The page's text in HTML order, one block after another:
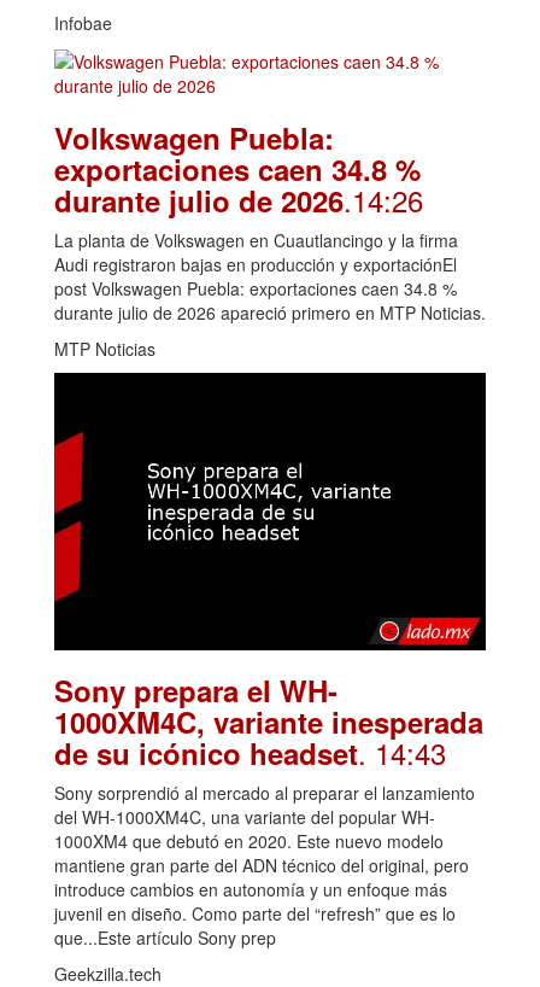
Infobae
Volkswagen Puebla:
exportaciones caen 34.8 %
durante julio de 2026.14:26
La planta de Volkswagen en Cuautlancingo y la firma
Audi registraron bajas en producción y exportaciónEl
post Volkswagen Puebla: exportaciones caen 34.8 %
durante julio de 2026 apareció primero en MTP Noticias.
MTP Noticias
Sony prepara el WH-
1000XM4C, variante inesperada
de su icónico headset. 14:43
Sony sorprendió al mercado al preparar el lanzamiento
del WH-1000XM4C, una variante del popular WH-
1000XM4 que debutó en 2020. Este nuevo modelo
mantiene gran parte del ADN técnico del original, pero
introduce cambios en autonomía y un enfoque más
juvenil en diseño. Como parte del “refresh” que es lo
que...Este artículo Sony prep
Geekzilla.tech